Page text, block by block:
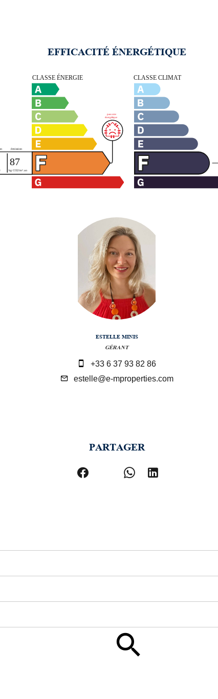
EFFICACITÉ ÉNERGÉTIQUE
ESTELLE MINIS
GÉRANT
+33 6 37 93 82 86
estelle@e-mproperties.com
PARTAGER